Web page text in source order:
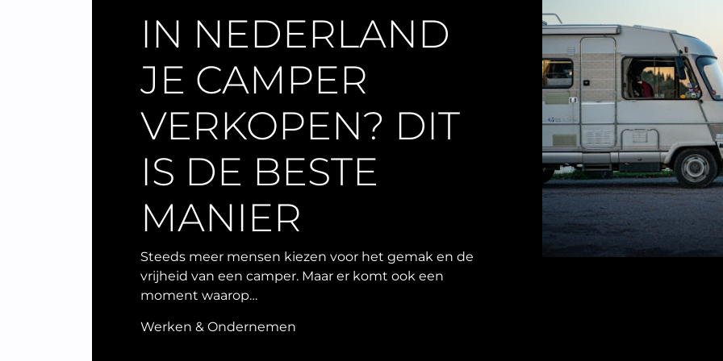
IN NEDERLAND
JE CAMPER
VERKOPEN? DIT
IS DE BESTE
MANIER
Steeds meer mensen kiezen voor het gemak en de
vrijheid van een camper. Maar er komt ook een
moment waarop…
Werken & Ondernemen